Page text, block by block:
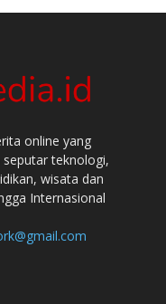
online yang
teknologi,
wisata dan
Internasional